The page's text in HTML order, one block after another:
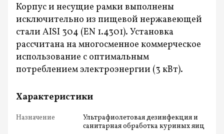
Корпус и несущие рамки выполнены
исключительно из пищевой нержавеющей
стали AISI 304 (EN 1.4301). Установка
рассчитана на многосменное коммерческое
использование с оптимальным
потреблением электроэнергии (3 кВт).
Характеристики
Назначение
Ультрафиолетовая дезинфекция и
санитарная обработка куриных яиц